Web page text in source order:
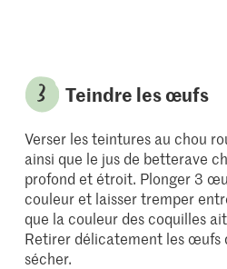
Teindre les œufs
Verser les teintures au chou
ainsi que le jus de betterave
profond et étroit. Plonger 3
couleur et laisser tremper
que la couleur des coquilles
Retirer délicatement les œufs
sécher.